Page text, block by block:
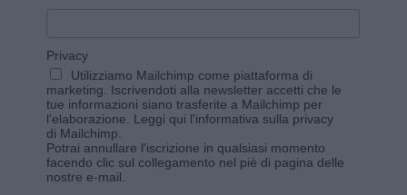
Privacy
Utilizziamo Mailchimp come piattaforma di
marketing. Iscrivendoti alla newsletter accetti che le
tue informazioni siano trasferite a Mailchimp per
l'elaborazione. Leggi qui l'informativa sulla privacy
di Mailchimp
Potrai annullare l'iscrizione in qualsiasi momento
facendo clic sul collegamento nel piè di pagina delle
nostre e-mail.